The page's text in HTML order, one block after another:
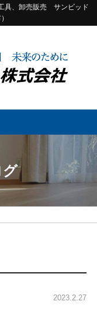
具、卸売販売 サンビッド
2023.2.27